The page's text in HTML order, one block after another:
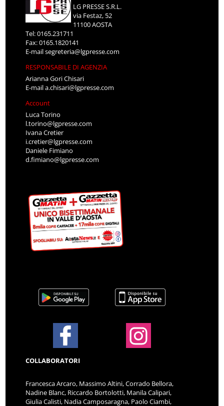
LG PRESSE S.R.L.
via Festaz, 52
11100 AOSTA
Tel: 0165.231711
Fax: 0165.1820141
E-mailsegreteria@lgpresse.com
RESPONSABILE DI AGENZIA
Arianna Gori Chisari
E-maila.chisari@lgpresse.com
Account
Luca Torino
l.torino@lgpresse.com
Ivana Cretier
i.cretier@lgpresse.com
Daniele Fimiano
d.fimiano@lgpresse.com
COLLABORATORI
Francesca Arcaro, Massimo Altini, Corrado Bellora,
Nadine Blanc, Riccardo Bortolotti, Manila Calipari,
Giulia Calisti, Nadia Camposaragna, Paolo Ciambi,